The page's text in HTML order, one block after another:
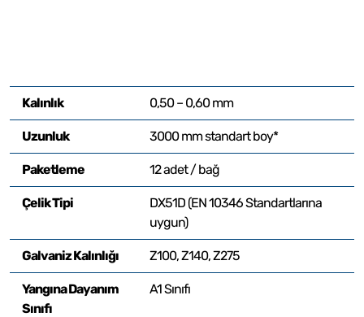
Kalınlık 0,50 – 0,60 mm
Uzunluk 3000 mm standart boy*
Paketleme 12 adet / bağ
Çelik Tipi
DX51D (EN 10346 Standartlarına
uygun)
Galvaniz Kalınlığı Z100, Z140, Z275
Yangına Dayanım
Sınıfı
A1 Sınıfı